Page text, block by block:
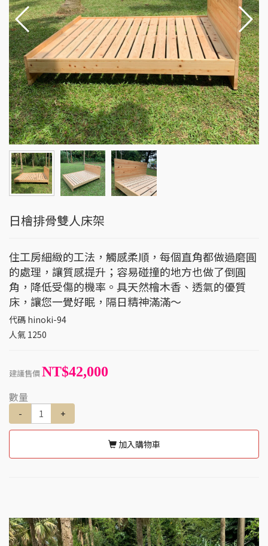
日檜排骨雙人床架
住工房細緻的工法，觸感柔順，每個直角都做過磨圓
的處理，讓質感提升；容易碰撞的地方也做了倒圓
角，降低受傷的機率。具天然檜木香、透氣的優質
床，讓您一覺好眠，隔日精神滿滿～
代碼 hinoki-94
人氣 1250
建議售價NT$42,000
數量
- +
加入購物車